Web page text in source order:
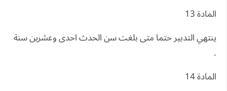
المادة 13
ينتهي التدبير حتما متى بلغت سن الحدث احدى وعشرين سنة
.
المادة 14